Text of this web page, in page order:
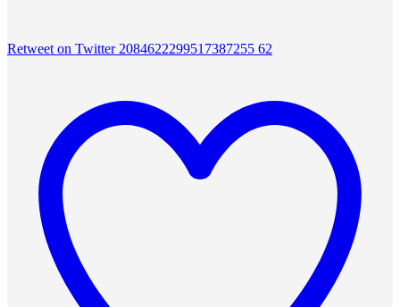
Retweet on Twitter 2084622299517387255 62